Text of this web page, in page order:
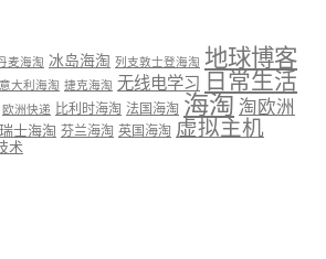
麦海淘 冰岛海淘 列支敦士登海淘 地球博客
意大利海淘 捷克海淘 无线电学习 日常生活
欧洲快递 比利时海淘 法国海淘 海淘 淘欧洲
瑞士海淘 芬兰海淘 英国海淘 虚拟主机
术